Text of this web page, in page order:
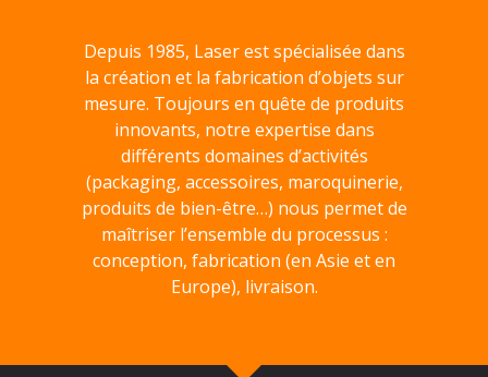
Depuis 1985, Laser est spécialisée dans
la création et la fabrication d’objets sur
mesure. Toujours en quête de produits
innovants, notre expertise dans
différents domaines d’activités
(packaging, accessoires, maroquinerie,
produits de bien-être…) nous permet de
maîtriser l’ensemble du processus :
conception, fabrication (en Asie et en
Europe), livraison.